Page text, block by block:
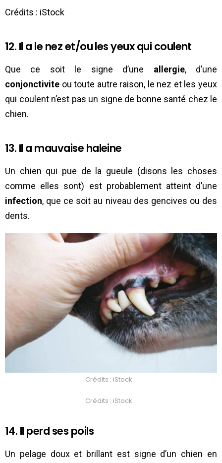
Crédits : iStock
12. Il a le nez et/ou les yeux qui coulent
Que ce soit le signe d’une allergie, d’une
conjonctivite ou toute autre raison, le nez et les yeux
qui coulent n’est pas un signe de bonne santé chez le
chien.
13. Il a mauvaise haleine
Un chien qui pue de la gueule (disons les choses
comme elles sont) est probablement atteint d’une
infection, que ce soit au niveau des gencives ou des
dents.
Crédits : iStock
Crédits : iStock
14. Il perd ses poils
Un pelage doux et brillant est signe d’un chien en